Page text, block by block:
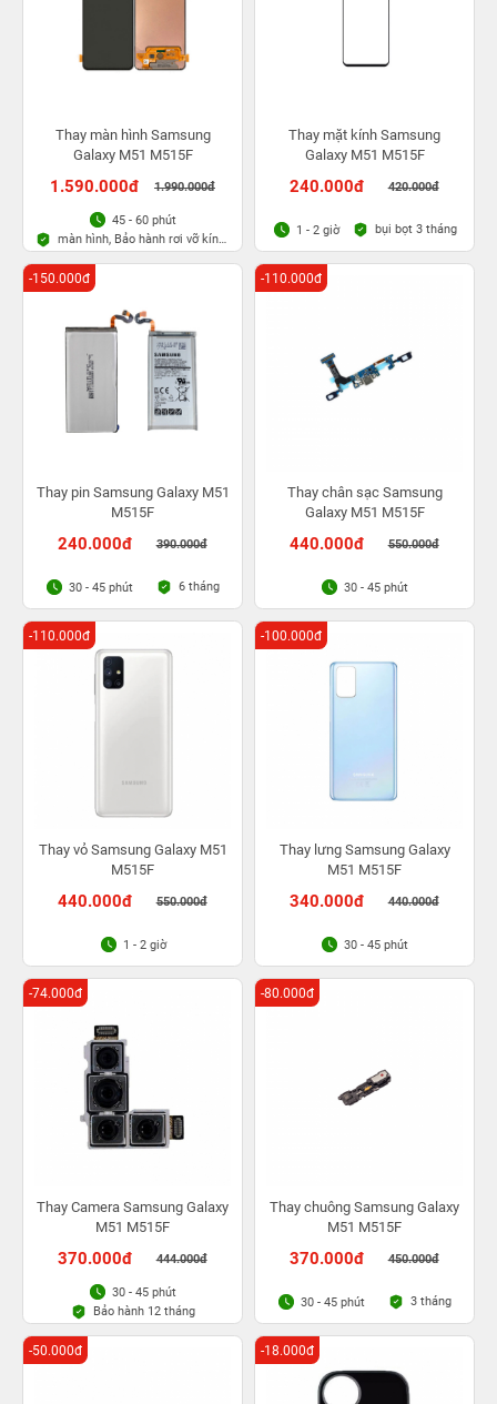
Thay màn hình Samsung
Galaxy M51 M515F
1.590.000đ 1.990.000đ
45 - 60 phút
màn hình, Bảo hành rơi vỡ kính
1 lần trong 3 tháng
Thay mặt kính Samsung
Galaxy M51 M515F
240.000đ 420.000đ
1 - 2 giờ bụi bọt 3 tháng
Thay pin Samsung Galaxy M51
M515F
240.000đ 390.000đ
-150.000đ
30 - 45 phút 6 tháng
Thay chân sạc Samsung
Galaxy M51 M515F
440.000đ 550.000đ
-110.000đ
30 - 45 phút
Thay vỏ Samsung Galaxy M51
M515F
440.000đ 550.000đ
-110.000đ
1 - 2 giờ
Thay lưng Samsung Galaxy
M51 M515F
340.000đ 440.000đ
-100.000đ
30 - 45 phút
Thay Camera Samsung Galaxy
M51 M515F
370.000đ 444.000đ
-74.000đ
30 - 45 phút
Bảo hành 12 tháng
Thay chuông Samsung Galaxy
M51 M515F
370.000đ 450.000đ
-80.000đ
30 - 45 phút 3 tháng
-50.000đ -18.000đ